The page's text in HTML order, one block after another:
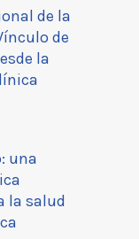
de la
de
la
una
la salud